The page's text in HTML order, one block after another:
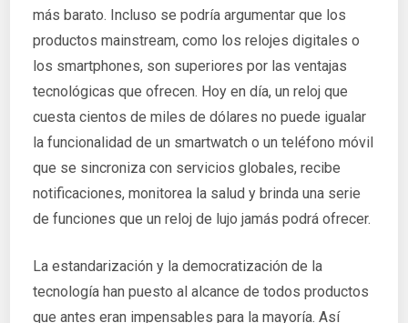
más barato. Incluso se podría argumentar que los
productos mainstream, como los relojes digitales o
los smartphones, son superiores por las ventajas
tecnológicas que ofrecen. Hoy en día, un reloj que
cuesta cientos de miles de dólares no puede igualar
la funcionalidad de un smartwatch o un teléfono móvil
que se sincroniza con servicios globales, recibe
notificaciones, monitorea la salud y brinda una serie
de funciones que un reloj de lujo jamás podrá ofrecer.
La estandarización y la democratización de la
tecnología han puesto al alcance de todos productos
que antes eran impensables para la mayoría. Así